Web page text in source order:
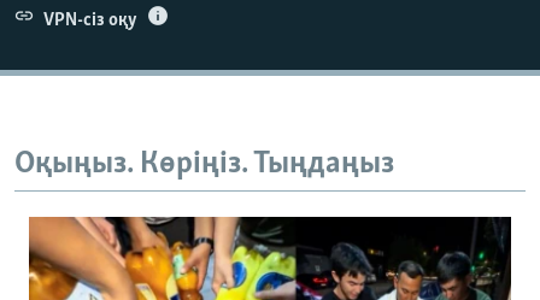
VPN-сіз оқу
Оқыңыз. Көріңіз. Тыңдаңыз